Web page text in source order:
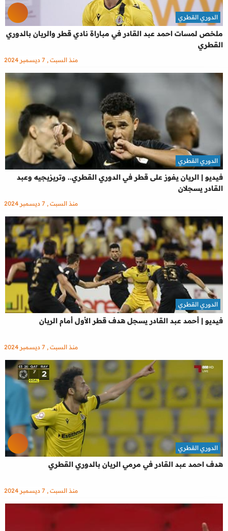
ملخص لمسات احمد عبد القادر في مباراة نادي قطر والريان بالدوري
القطري
الدوري القطري
منذ السبت , 7 ديسمبر 2024
فيديو | الريان يفوز على قطر في الدوري القطري.. وتريزيجيه وعبد
القادر يسجلان
الدوري القطري
منذ السبت , 7 ديسمبر 2024
فيديو | أحمد عبد القادر يسجل هدف قطر الأول أمام الريان
الدوري القطري
منذ السبت , 7 ديسمبر 2024
هدف احمد عبد القادر في مرمي الريان بالدوري القطري
الدوري القطري
منذ السبت , 7 ديسمبر 2024